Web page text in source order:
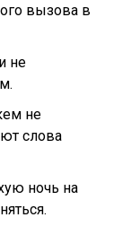
вызова в
не
не
слова
ночь на